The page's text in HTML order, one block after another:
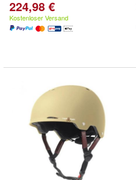
224,98 €
Kostenloser Versand